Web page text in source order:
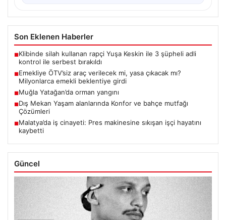
Son Eklenen Haberler
■Klibinde silah kullanan rapçi Yuşa Keskin ile 3 şüpheli adli
kontrol ile serbest bırakıldı
■Emekliye ÖTV’siz araç verilecek mi, yasa çıkacak mı?
Milyonlarca emekli beklentiye girdi
■Muğla Yatağan’da orman yangını
■Dış Mekan Yaşam alanlarında Konfor ve bahçe mutfağı
Çözümleri
■Malatya’da iş cinayeti: Pres makinesine sıkışan işçi hayatını
kaybetti
Güncel